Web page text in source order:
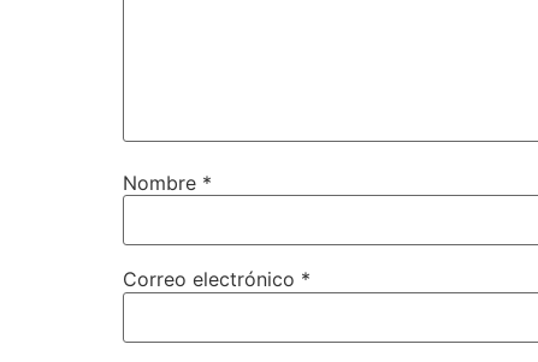
Nombre *
Correo electrónico *